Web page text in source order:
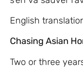
English
Chasing Asian
Two or three